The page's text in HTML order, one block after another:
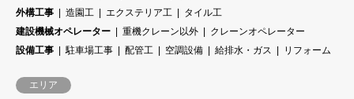
外構工事
造園工 エクステリア工
タイル工
建設機械オペレーター
重機クレーン以外
クレーンオペレーター
設備工事
駐車場工事 配管工 空調設備 給排水・ガス リフォーム
エリア